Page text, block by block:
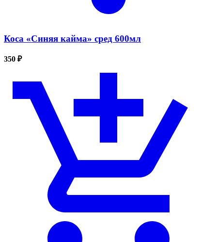
Коса «Синяя кайма» сред 600мл
350 ₽